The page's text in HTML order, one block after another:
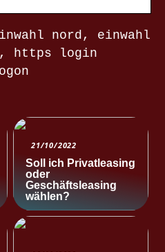
nord, einwahl
https login
21/10/2022
Soll ich Privatleasing
oder
Geschäftsleasing
wählen?